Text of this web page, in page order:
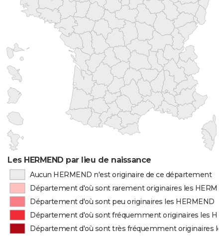
Les HERMEND par lieu de naissance
Aucun HERMEND n'est originaire de ce département
Département d'où sont rarement originaires les
Département d'où sont peu originaires les HERMEND
Département d'où sont fréquemment originaires les
Département d'où sont très fréquemment originaires